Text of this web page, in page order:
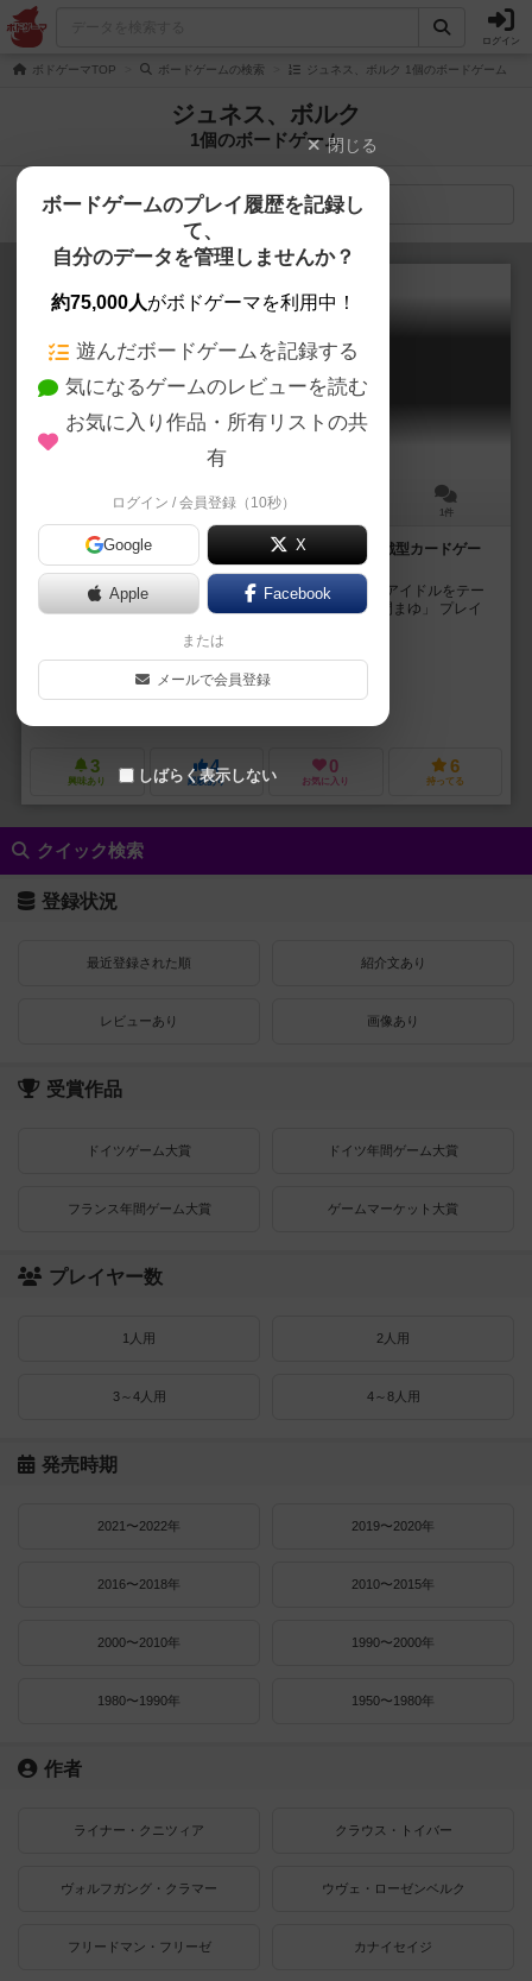
ログイン
ボドゲーマTOP ボードゲームの検索 ジュネス、ボルク 1個のボードゲーム
ジュネス、ボルク
1個のボードゲーム
検索メニュー
運命の赤い意図
Unmei no Akai Ito
30～40分 1件
ちょっと闇を抱えた運命の赤い糸を紡ぐヤンデレ系対戦型カードゲー
ム
「アイドルマスターシンデレラガールズ」に登場する アイドルをテー
マにしたカードゲーム第2弾。 今回のテーマは「佐久間まゆ」 プレイ
ジュネス、ボルク
いーる（Iiru）
3
興味あり
4
経験あり
0
お気に入り
6
持ってる
クイック検索
登録状況
最近登録された順 紹介文あり
レビューあり 画像あり
受賞作品
ドイツゲーム大賞 ドイツ年間ゲーム大賞
フランス年間ゲーム大賞 ゲームマーケット大賞
プレイヤー数
1人用 2人用
3～4人用 4～8人用
発売時期
2021〜2022年 2019〜2020年
2016〜2018年 2010〜2015年
2000〜2010年 1990〜2000年
1980〜1990年 1950〜1980年
作者
ライナー・クニツィア クラウス・トイバー
ヴォルフガング・クラマー ウヴェ・ローゼンベルク
フリードマン・フリーゼ カナイセイジ
閉じる
ボードゲームのプレイ履歴を記録し
て、
自分のデータを管理しませんか？
約75,000人がボドゲーマを利用中！
遊んだボードゲームを記録する
気になるゲームのレビューを読む
お気に入り作品・所有リストの共
有
ログイン / 会員登録（10秒）
Google X
Apple Facebook
または
メールで会員登録
しばらく表示しない